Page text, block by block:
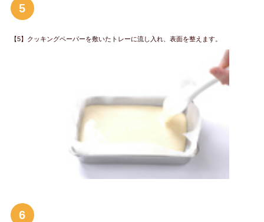
5
【5】クッキングペーパーを敷いたトレーに流し入れ、表面を整えます。
6